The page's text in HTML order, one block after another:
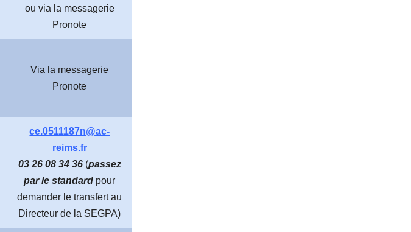
ou via la messagerie
Pronote
Via la messagerie
Pronote
ce.0511187n@ac-
reims.fr
03 26 08 34 36(passez
par le standard pour
demander le transfert au
Directeur de la SEGPA)